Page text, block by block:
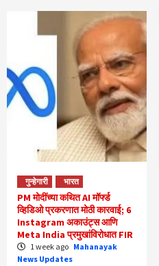
गुन्हेगारी भारत
PM मोदींच्या कथित AI मॉर्फ्ड
व्हिडिओ प्रकरणात मोठी कारवाई; 6
Instagram अकाउंट्स आणि
Meta India प्रमुखांविरोधात FIR
1 week ago Mahanayak
News Updates